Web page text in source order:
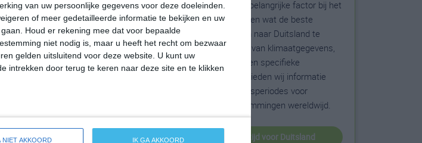
van uw persoonlijke gegevens voor deze doeleinden.
of meer gedetailleerde informatie te bekijken en uw
Houd er rekening mee dat voor bepaalde
niet nodig is, maar u heeft het recht om bezwaar
gelden uitsluitend voor deze website. U kunt uw
intrekken door terug te keren naar deze site en te klikken
NIET AKKOORD IK GA AKKOORD
08:00 11:00
2 Z 2 Z 3
Het weer is een belangrijke factor bij het
reizen. Wil je weten wat de beste
maanden zijn om naar Duitsland te
reizen? Op basis van klimaatgegevens,
weersextremen en specifieke
weerinformatie bieden wij informatie
over de beste reisperiodes voor
duizenden bestemmingen wereldwijd.
beste reistijd voor Duitsland